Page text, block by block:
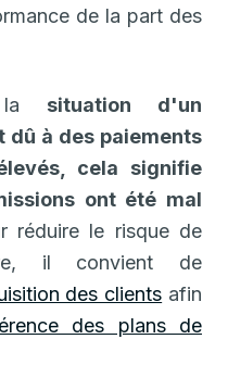
de la part des
la situation d'un
dû à des paiements
cela signifie
ont été mal
réduire le risque de
il convient de
des clients afin
des plans de